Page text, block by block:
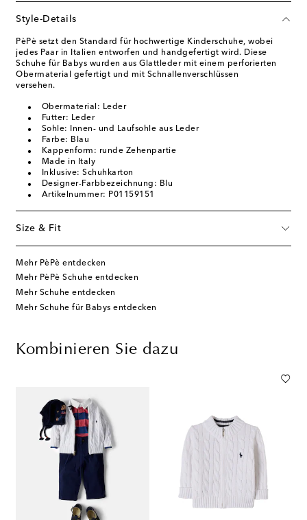
Style-Details
PèPè setzt den Standard für hochwertige Kinderschuhe, wobei
jedes Paar in Italien entworfen und handgefertigt wird. Diese
Schuhe für Babys wurden aus Glattleder mit einem perforierten
Obermaterial gefertigt und mit Schnallenverschlüssen
versehen.
Obermaterial: Leder
Futter: Leder
Sohle: Innen- und Laufsohle aus Leder
Farbe: Blau
Kappenform: runde Zehenpartie
Made in Italy
Inklusive: Schuhkarton
Designer-Farbbezeichnung: Blu
Artikelnummer: P01159151
Size & Fit
Mehr PèPè entdecken
Mehr PèPè Schuhe entdecken
Mehr Schuhe entdecken
Mehr Schuhe für Babys entdecken
Kombinieren Sie dazu